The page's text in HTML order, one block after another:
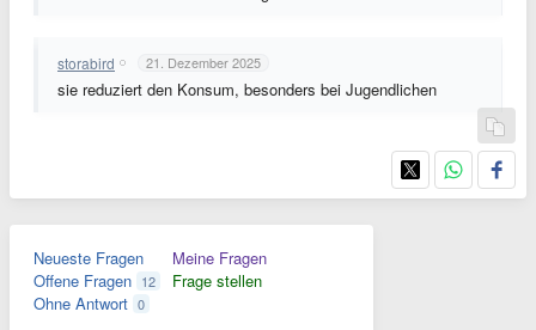
storabird 21. Dezember 2025
sie reduziert den Konsum, besonders bei Jugendlichen
Neueste Fragen
Offene Fragen 12
Ohne Antwort 0
Meine Fragen
Frage stellen